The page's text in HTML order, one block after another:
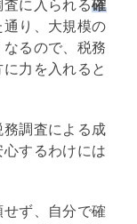
に入られる確
り、大規模の
るので、税務
力を入れると
務調査による成
するわけには
ず、自分で確